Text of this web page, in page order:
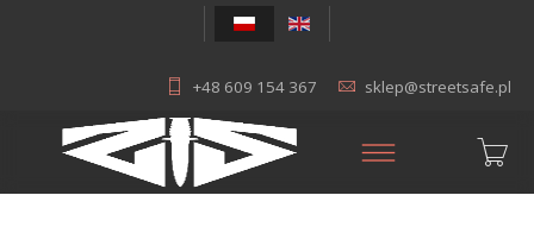
+48 609 154 367 sklep@streetsafe.pl